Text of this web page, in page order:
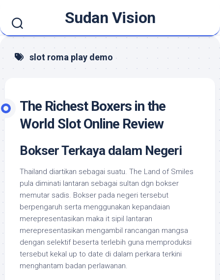
content
Sudan Vision
slot roma play demo
The Richest Boxers in the
World Slot Online Review
Bokser Terkaya dalam Negeri
Thailand diartikan sebagai suatu. The Land of Smiles
pula diminati lantaran sebagai sultan dgn bokser
memutar sadis. Bokser pada negeri tersebut
berpengaruh serta menggunakan kepandaian
merepresentasikan maka it sipil lantaran
merepresentasikan mengambil rancangan mangsa
dengan selektif beserta terlebih guna memproduksi
tersebut kekal up to date di dalam perkara terkini
menghantam badan perlawanan.